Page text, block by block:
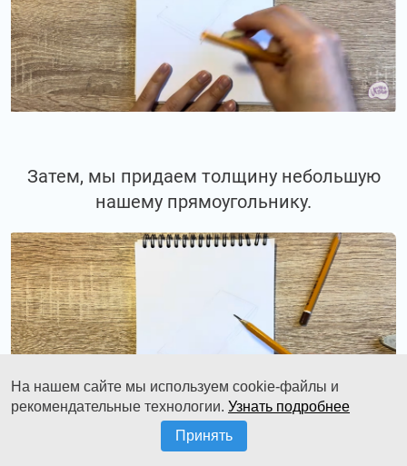
Затем, мы придаем толщину небольшую
нашему прямоугольнику.
На нашем сайте мы используем cookie-файлы и
рекомендательные технологии. Узнать подробнее
Принять